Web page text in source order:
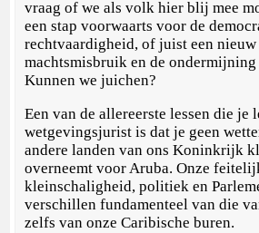
vraag of we als volk hier blij mee
een stap voorwaarts voor de
rechtvaardigheid, of juist een
machtsmisbruik en de ondermijning
Kunnen we juichen?
Een van de allereerste lessen die je
wetgevingsjurist is dat je geen
andere landen van ons Koninkrijk
overneemt voor Aruba. Onze
kleinschaligheid, politiek en
verschillen fundamenteel van die
zelfs van onze Caribische buren.